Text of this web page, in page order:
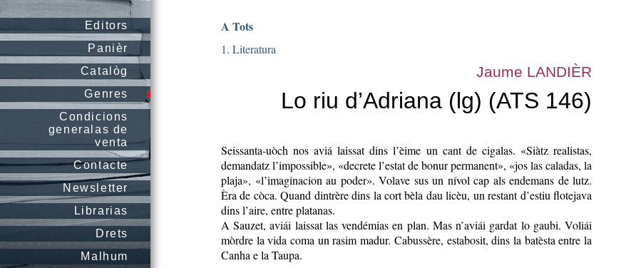
Editors
Panièr
Catalòg
Genres
Condicions
generalas de
venta
Contacte
Newsletter
Librarias
Drets
Malhum
A Tots
1. Literatura
Jaume LANDIÈR
Lo riu d’Adriana (lg) (ATS 146)
Seissanta-uòch nos aviá laissat dins l’èime un cant de cigalas. «Siàtz realistas,
demandatz l’impossible», «decrete l’estat de bonur permanent», «jos las caladas, la
plaja», «l’imaginacion au poder». Volave sus un nívol cap als endemans de lutz.
Èra de còca. Quand dintrère dins la cort bèla dau licèu, un restant d’estiu flotejava
dins l’aire, entre platanas.
A Sauzet, aviái laissat las vendémias en plan. Mas n’aviái gardat lo gaubi. Voliái
mòrdre la vida coma un rasim madur. Cabussère, estabosit, dins la batèsta entre la
Canha e la Taupa.